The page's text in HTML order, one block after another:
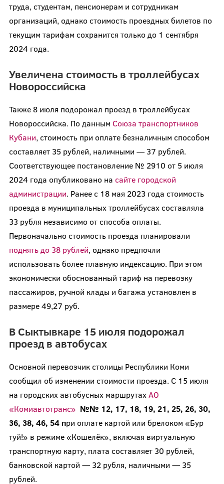
труда, студентам, пенсионерам и сотрудникам
организаций, однако стоимость проездных билетов по
текущим тарифам сохранится только до 1 сентября
2024 года.
Увеличена стоимость в троллейбусах
Новороссийска
Также 8 июля подорожал проезд в троллейбусах
Новороссийска. По данным Союза транспортников
Кубани, стоимость при оплате безналичным способом
составляет 35 рублей, наличными — 37 рублей.
Соответствующее постановление № 2910 от 5 июля
2024 года опубликовано на сайте городской
администрации. Ранее с 18 мая 2023 года стоимость
проезда в муниципальных троллейбусах составляла
33 рубля независимо от способа оплаты.
Первоначально стоимость проезда планировали
поднять до 38 рублей, однако предпочли
использовать более плавную индексацию. При этом
экономически обоснованный тариф на перевозку
пассажиров, ручной клады и багажа установлен в
размере 49,27 руб.
В Сыктывкаре 15 июля подорожал
проезд в автобусах
Основной перевозчик столицы Республики Коми
сообщил об изменении стоимости проезда. С 15 июля
на городских автобусных маршрутахАО
«Комиавтотранс» №№ 12, 17, 18, 19, 21, 25, 26, 30,
36, 38, 46, 54 при оплате картой или брелоком «Бур
туй!» в режиме «Кошелёк», включая виртуальную
транспортную карту, плата составляет 30 рублей,
банковской картой — 32 рубля, наличными — 35
рублей.